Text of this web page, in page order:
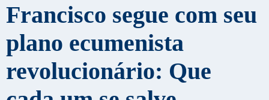
Francisco segue com seu
plano ecumenista
revolucionário: Que